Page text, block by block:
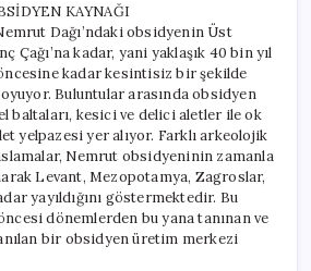
KAYNAĞI
Dağı’ndaki obsidyenin Üst
Çağı’na kadar, yani yaklaşık 40 bin yıl
kadar kesintisiz bir şekilde
Buluntular arasında obsidyen
baltaları, kesici ve delici aletler ile ok
yelpazesi yer alıyor. Farklı arkeolojik
Nemrut obsidyeninin zamanla
Levant, Mezopotamya, Zagroslar,
yayıldığını göstermektedir. Bu
dönemlerden bu yana tanınan ve
bir obsidyen üretim merkezi